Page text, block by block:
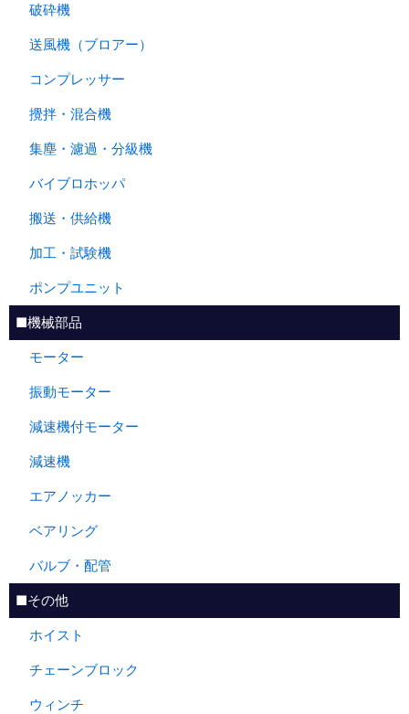
破砕機
送風機（ブロアー）
コンプレッサー
攪拌・混合機
集塵・濾過・分級機
バイブロホッパ
搬送・供給機
加工・試験機
ポンプユニット
■機械部品
モーター
振動モーター
減速機付モーター
減速機
エアノッカー
ベアリング
バルブ・配管
■その他
ホイスト
チェーンブロック
ウィンチ